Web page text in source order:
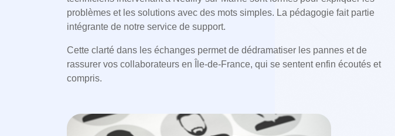
problèmes et les solutions avec des mots simples. La pédagogie fait partie
intégrante de notre service de support.
Cette clarté dans les échanges permet de dédramatiser les pannes et de
rassurer vos collaborateurs en Île-de-France, qui se sentent enfin écoutés et
compris.